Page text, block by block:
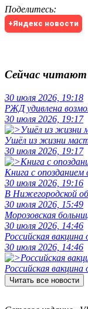
Поделитесь:
+Яндекс новости
Сейчас читают
30 июля 2026, 19:18
РЖД удивлена
30 июля 2026, 19:17
Ушёл из жизни
30 июля 2026, 19:17
Книга с
30 июля 2026, 19:16
В Нижегородской
30 июля 2026, 15:49
Морозовская
30 июля 2026, 14:46
Российская
30 июля 2026, 14:46
Российская
Читать все новости